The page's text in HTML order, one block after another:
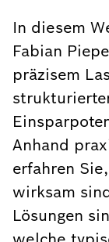
In diesem
Fabian
präzisem
Anhand
erfahren
wirksam
Lösungen